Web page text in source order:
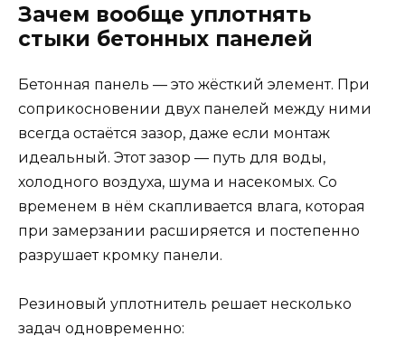
Зачем вообще уплотнять
стыки бетонных панелей
Бетонная панель — это жёсткий элемент. При
соприкосновении двух панелей между ними
всегда остаётся зазор, даже если монтаж
идеальный. Этот зазор — путь для воды,
холодного воздуха, шума и насекомых. Со
временем в нём скапливается влага, которая
при замерзании расширяется и постепенно
разрушает кромку панели.
Резиновый уплотнитель решает несколько
задач одновременно: